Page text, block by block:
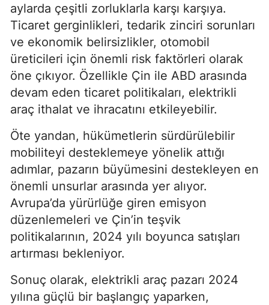
aylarda çeşitli zorluklarla karşı karşıya.
Ticaret gerginlikleri, tedarik zinciri sorunları
ve ekonomik belirsizlikler, otomobil
üreticileri için önemli risk faktörleri olarak
öne çıkıyor. Özellikle Çin ile ABD arasında
devam eden ticaret politikaları, elektrikli
araç ithalat ve ihracatını etkileyebilir.
Öte yandan, hükümetlerin sürdürülebilir
mobiliteyi desteklemeye yönelik attığı
adımlar, pazarın büyümesini destekleyen en
önemli unsurlar arasında yer alıyor.
Avrupa’da yürürlüğe giren emisyon
düzenlemeleri ve Çin’in teşvik
politikalarının, 2024 yılı boyunca satışları
artırması bekleniyor.
Sonuç olarak, elektrikli araç pazarı 2024
yılına güçlü bir başlangıç yaparken,